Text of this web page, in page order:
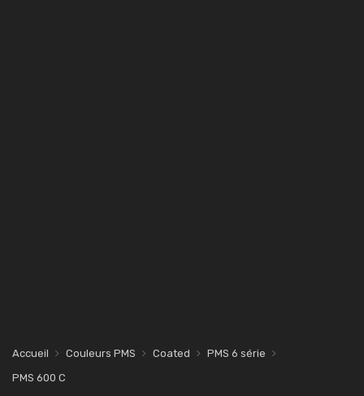
Accueil Couleurs PMS Coated
PMS 6 série
PMS 600 C